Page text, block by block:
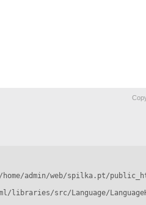
admin/web/spilka.pt/
libraries/src/Language/